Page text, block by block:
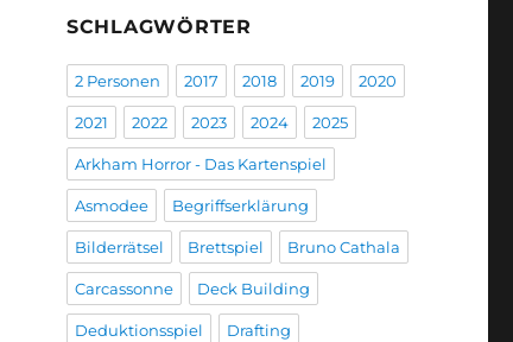
SCHLAGWÖRTER
2 Personen 2017 2018 2019 2020
2021 2022 2023 2024 2025
Arkham Horror - Das Kartenspiel
Asmodee Begriffserklärung
Bilderrätsel Brettspiel Bruno Cathala
Carcassonne Deck Building
Deduktionsspiel Drafting